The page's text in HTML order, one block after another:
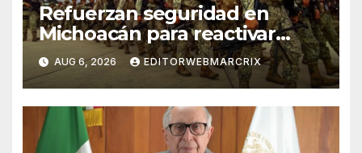
Refuerzan seguridad en
Michoacán para reactivar
exportaciones de aguacate
AUG 6, 2026 EDITORWEBMARCRIX